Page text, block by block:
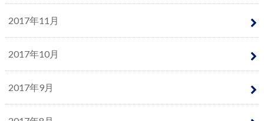
2017年11月
2017年10月
2017年9月